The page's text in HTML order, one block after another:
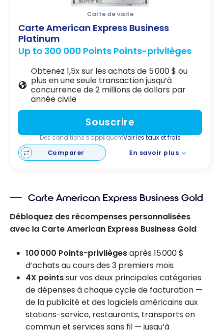
Carte de visite
Carte American Express Business
Platinum
Up to 300 000 Points Points-privilèges
Obtenez 1,5x sur les achats de 5 000 $ ou
plus en une seule transaction jusqu’à
concurrence de 2 millions de dollars par
année civile
Souscrire
Des conditions s'appliquentVoir les taux et frais
Comparer
En savoir plus
Carte American Express Business Gold
Débloquez des récompenses personnalisées
avec la Carte American Express Business Gold
100 000 Points-privilègesaprès 15 000 $
d’achats au cours des 3 premiers mois
4X pointssur vos deux principales catégories
de dépenses à chaque cycle de facturation —
de la publicité et des logiciels américains aux
stations-service, restaurants, transports en
commun et services sans fil — jusqu’à